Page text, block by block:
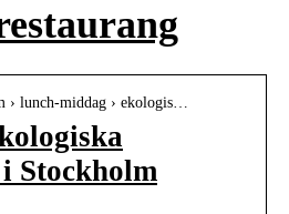
› lunch-middag › ekologis…
Stockholm